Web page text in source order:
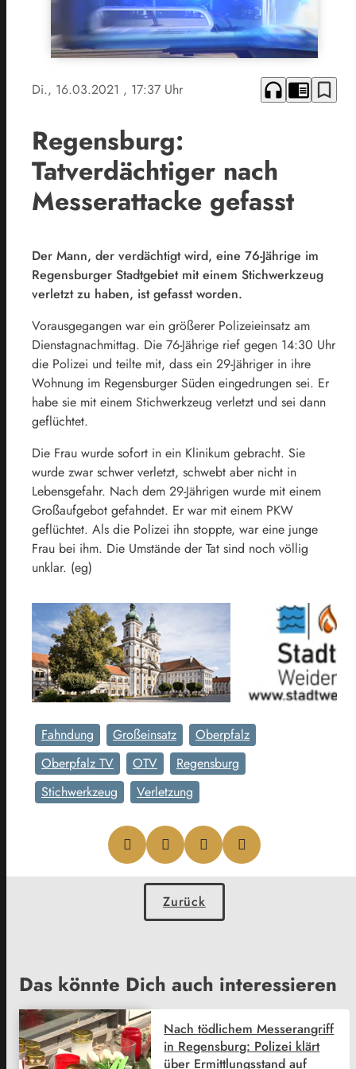
Di., 16.03.2021 , 17:37 Uhr headphones chrome_reader_mode bookmark_border
Regensburg:
Tatverdächtiger nach
Messerattacke gefasst
Der Mann, der verdächtigt wird, eine 76-Jährige im
Regensburger Stadtgebiet mit einem Stichwerkzeug
verletzt zu haben, ist gefasst worden.
Vorausgegangen war ein größerer Polizeieinsatz am
Dienstagnachmittag. Die 76-Jährige rief gegen 14:30 Uhr
die Polizei und teilte mit, dass ein 29-Jähriger in ihre
Wohnung im Regensburger Süden eingedrungen sei. Er
habe sie mit einem Stichwerkzeug verletzt und sei dann
geflüchtet.
Die Frau wurde sofort in ein Klinikum gebracht. Sie
wurde zwar schwer verletzt, schwebt aber nicht in
Lebensgefahr. Nach dem 29-Jährigen wurde mit einem
Großaufgebot gefahndet. Er war mit einem PKW
geflüchtet. Als die Polizei ihn stoppte, war eine junge
Frau bei ihm. Die Umstände der Tat sind noch völlig
unklar. (eg)
Fahndung Großeinsatz
Oberpfalz
Oberpfalz TV
OTV
Regensburg
Stichwerkzeug
Verletzung
Zurück
Das könnte Dich auch interessieren
Nach tödlichem Messerangriff
in Regensburg: Polizei klärt
über Ermittlungsstand auf